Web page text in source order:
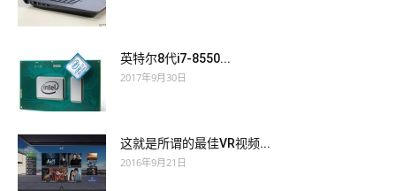
英特尔8代i7-8550...
2017年9月30日
这就是所谓的最佳VR视频...
2016年9月21日